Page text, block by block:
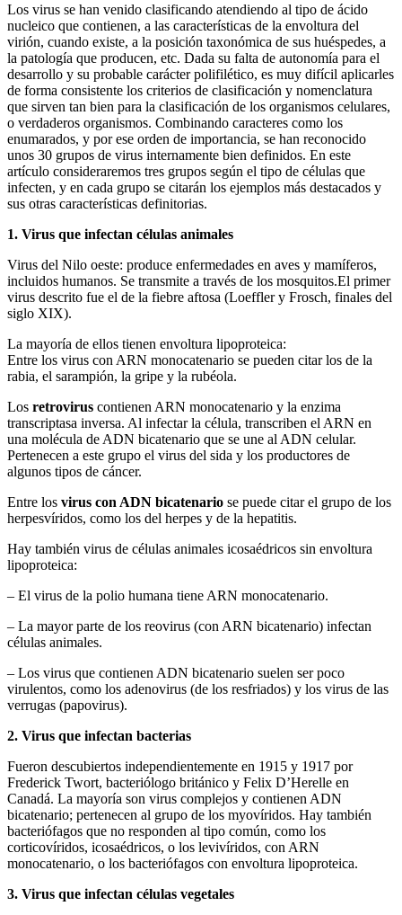
Los virus se han venido clasificando atendiendo al tipo de ácido
nucleico que contienen, a las características de la envoltura del
virión, cuando existe, a la posición taxonómica de sus huéspedes, a
la patología que producen, etc. Dada su falta de autonomía para el
desarrollo y su probable carácter polifilético, es muy difícil aplicarles
de forma consistente los criterios de clasificación y nomenclatura
que sirven tan bien para la clasificación de los organismos celulares,
o verdaderos organismos. Combinando caracteres como los
enumarados, y por ese orden de importancia, se han reconocido
unos 30 grupos de virus internamente bien definidos. En este
artículo consideraremos tres grupos según el tipo de células que
infecten, y en cada grupo se citarán los ejemplos más destacados y
sus otras características definitorias.
1. Virus que infectan células animales
Virus del Nilo oeste: produce enfermedades en aves y mamíferos,
incluidos humanos. Se transmite a través de los mosquitos.El primer
virus descrito fue el de la fiebre aftosa (Loeffler y Frosch, finales del
siglo XIX).
La mayoría de ellos tienen envoltura lipoproteica:
Entre los virus con ARN monocatenario se pueden citar los de la
rabia, el sarampión, la gripe y la rubéola.
Los retrovirus contienen ARN monocatenario y la enzima
transcriptasa inversa. Al infectar la célula, transcriben el ARN en
una molécula de ADN bicatenario que se une al ADN celular.
Pertenecen a este grupo el virus del sida y los productores de
algunos tipos de cáncer.
Entre los virus con ADN bicatenario se puede citar el grupo de los
herpesvíridos, como los del herpes y de la hepatitis.
Hay también virus de células animales icosaédricos sin envoltura
lipoproteica:
– El virus de la polio humana tiene ARN monocatenario.
– La mayor parte de los reovirus (con ARN bicatenario) infectan
células animales.
– Los virus que contienen ADN bicatenario suelen ser poco
virulentos, como los adenovirus (de los resfriados) y los virus de las
verrugas (papovirus).
2. Virus que infectan bacterias
Fueron descubiertos independientemente en 1915 y 1917 por
Frederick Twort, bacteriólogo británico y Felix D’Herelle en
Canadá. La mayoría son virus complejos y contienen ADN
bicatenario; pertenecen al grupo de los myovíridos. Hay también
bacteriófagos que no responden al tipo común, como los
corticovíridos, icosaédricos, o los levivíridos, con ARN
monocatenario, o los bacteriófagos con envoltura lipoproteica.
3. Virus que infectan células vegetales